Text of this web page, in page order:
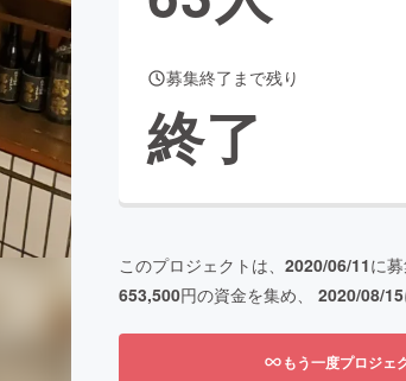
Creation
yaコミュニティ
募集終了まで残り
終了
このプロジェクトは、 2020/06/11に
653,500円の資金を集め、 2020/08/15
もう一度プロジェ